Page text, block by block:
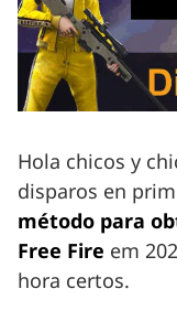
Hola chicos y
disparos en
método para
Free Fire em
hora certos.